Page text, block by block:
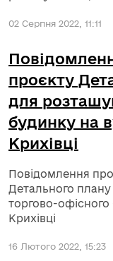
02 Серпня 2022, 11:11
проєкту
для
будинку на
Крихівці
Повідомлення
Детального плану
торгово-офісного
Крихівці
16 Лютого 2022, 15:23